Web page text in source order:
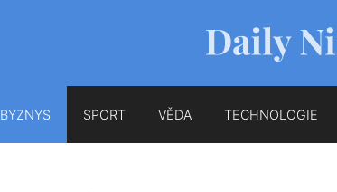
BYZNYS SPORT VĚDA TECHNOLOGIE